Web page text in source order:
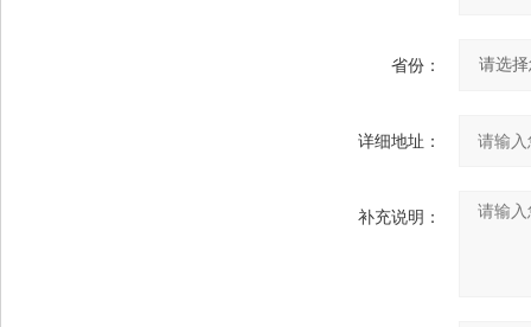
省份：
详细地址：
补充说明：